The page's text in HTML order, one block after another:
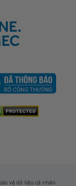
vệ dữ liệu cá nhân